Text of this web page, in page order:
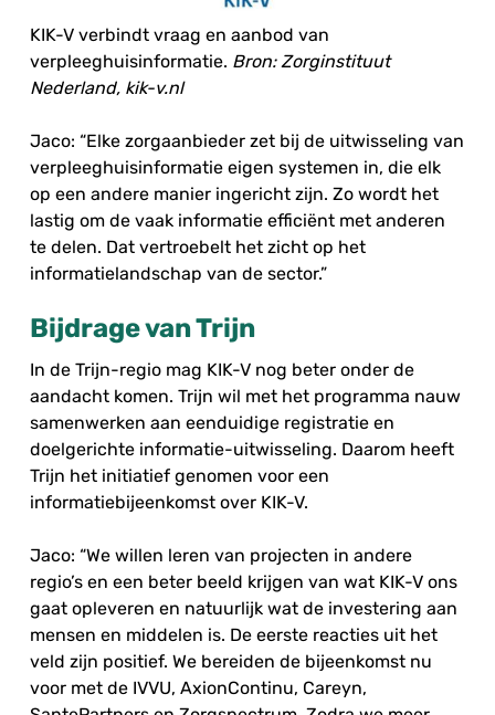
KIK-V verbindt vraag en aanbod van
verpleeghuisinformatie. Bron: Zorginstituut
Nederland, kik-v.nl
Jaco: “Elke zorgaanbieder zet bij de uitwisseling van
verpleeghuisinformatie eigen systemen in, die elk
op een andere manier ingericht zijn. Zo wordt het
lastig om de vaak informatie efficiënt met anderen
te delen. Dat vertroebelt het zicht op het
informatielandschap van de sector.”
Bijdrage van Trijn
In de Trijn-regio mag KIK-V nog beter onder de
aandacht komen. Trijn wil met het programma nauw
samenwerken aan eenduidige registratie en
doelgerichte informatie-uitwisseling. Daarom heeft
Trijn het initiatief genomen voor een
informatiebijeenkomst over KIK-V.
Jaco: “We willen leren van projecten in andere
regio’s en een beter beeld krijgen van wat KIK-V ons
gaat opleveren en natuurlijk wat de investering aan
mensen en middelen is. De eerste reacties uit het
veld zijn positief. We bereiden de bijeenkomst nu
voor met de IVVU, AxionContinu, Careyn,